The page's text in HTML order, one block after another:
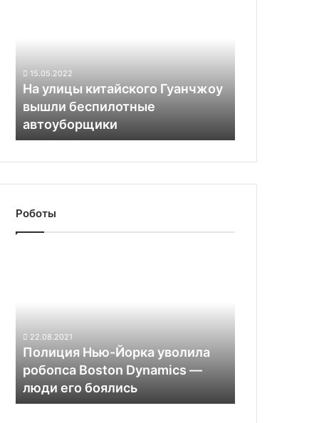
автоуборщики
15.05.2022
На улицы китайского Гуанчжоу
вышли беспилотные
автоуборщики
Роботы
Dynamics —
люди
его
боялись
22.08.2021
Полиция Нью-Йорка уволила
робопса Boston Dynamics —
люди его боялись